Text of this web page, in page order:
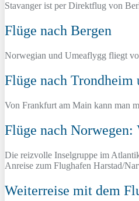
Stavanger ist per Direktflug von
Flüge nach Bergen
Norwegian und Umeaflygg fliegt
Flüge nach Trondheim
Von Frankfurt am Main kann man
Flüge nach Norwegen:
Die reizvolle Inselgruppe im
Anreise zum Flughafen Harstad/
Weiterreise mit dem